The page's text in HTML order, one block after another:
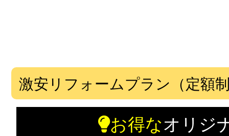
激安リフォームプラン（定額
お得なオリジ